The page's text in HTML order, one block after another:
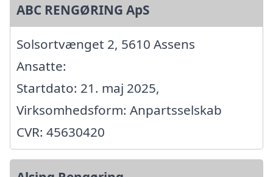
ABC RENGØRING ApS
Solsortvænget 2, 5610 Assens
Ansatte:
Startdato: 21. maj 2025,
Virksomhedsform: Anpartsselskab
CVR: 45630420